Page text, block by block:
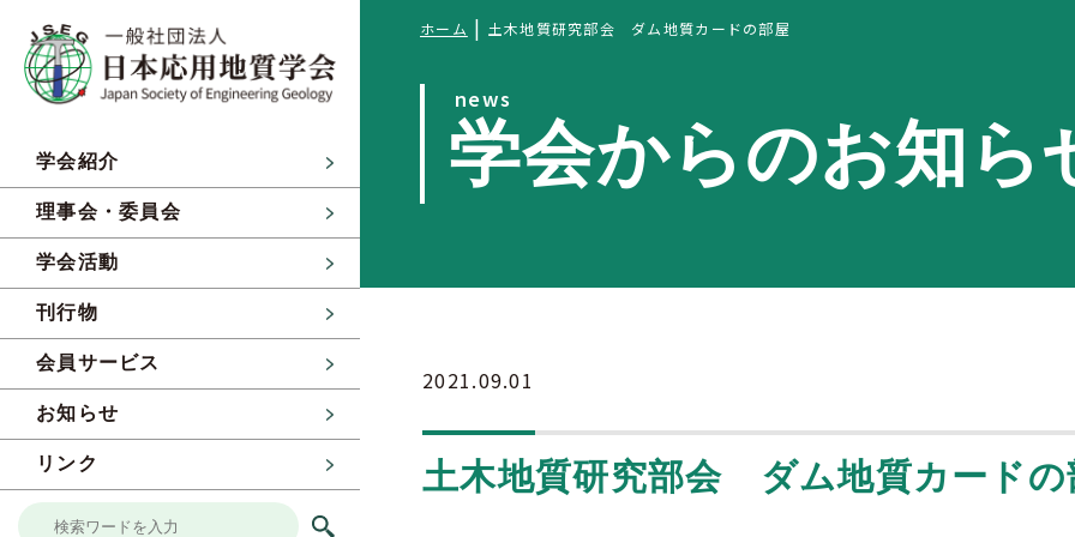
学会紹介
理事会・委員会
学会活動
刊行物
会員サービス
お知らせ
リンク
ホーム | 土木地質研究部会 ダム地質カードの部屋
news
学会からのお知ら
2021.09.01
土木地質研究部会 ダム地質カードの